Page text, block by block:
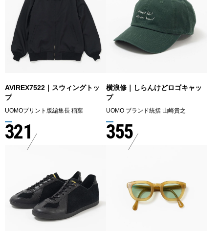
AVIREX7522｜スウィングトッ
プ
UOMOプリント版編集長 稲葉
横浪修｜しらんけどロゴキャッ
プ
UOMO ブランド統括 山崎貴之
321 355